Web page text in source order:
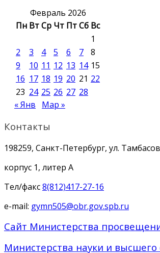
Февраль 2026
Пн ВтСр Чт ПтСб Вс
1
2
3 4 5 6 7
8
9
10 11 12 13 14 15
16 17 18 19 20 21 22
23 24 25 26 27 28
« Янв
Мар »
Контакты
198259, Санкт-Петербург, ул.
корпус 1, литер А
Тел/факс8(812)417-27-16
e-mail: gymn505@obr.gov.spb.ru
Сайт Министерства
Министерства науки и